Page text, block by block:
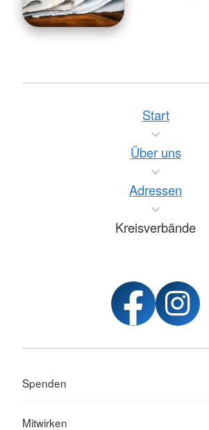
Start
Über uns
Adressen
Kreisverbände
Spenden
Mitwirken